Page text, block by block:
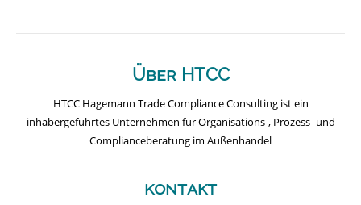
Über HTCC
HTCC Hagemann Trade Compliance Consulting ist ein
inhabergeführtes Unternehmen für Organisations-, Prozess- und
Complianceberatung im Außenhandel
kontakt